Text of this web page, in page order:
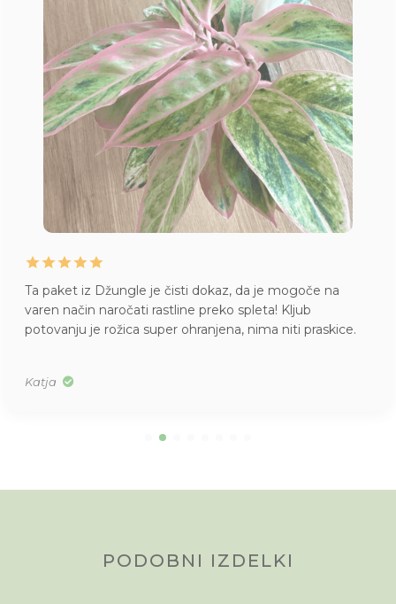
Ta paket iz Džungle je čisti dokaz, da je mogoče na
varen način naročati rastline preko spleta! Kljub
potovanju je rožica super ohranjena, nima niti praskice.
Katja
PODOBNI IZDELKI